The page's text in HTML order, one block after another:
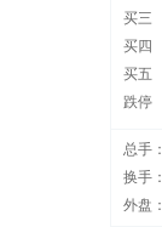
买三
买四
买五
跌停
总手：
换手：
外盘：